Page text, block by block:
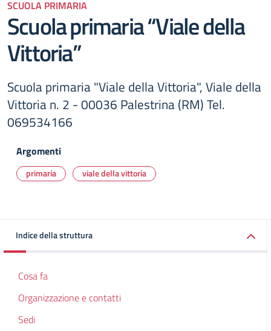
SCUOLA PRIMARIA
Scuola primaria “Viale della
Vittoria”
Scuola primaria "Viale della Vittoria", Viale della
Vittoria n. 2 - 00036 Palestrina (RM) Tel.
069534166
Argomenti
primaria viale della vittoria
Indice della struttura
Cosa fa
Organizzazione e contatti
Sedi